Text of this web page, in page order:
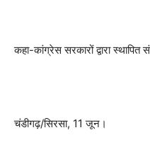
कहा-कांग्रेस सरकारों द्वारा
चंडीगढ़/सिरसा, 11 जून।